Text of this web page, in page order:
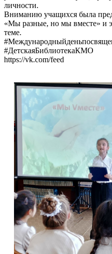
личности.
Вниманию учащихся была
«Мы разные, но мы вместе» и
теме.
#ДетскаяБиблиотекаКМО
https://vk.com/feed